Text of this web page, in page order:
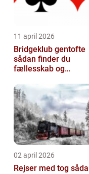
11 april 2026
Bridgeklub gentofte
sådan finder du
fællesskab og
02 april 2026
Rejser med tog sådan